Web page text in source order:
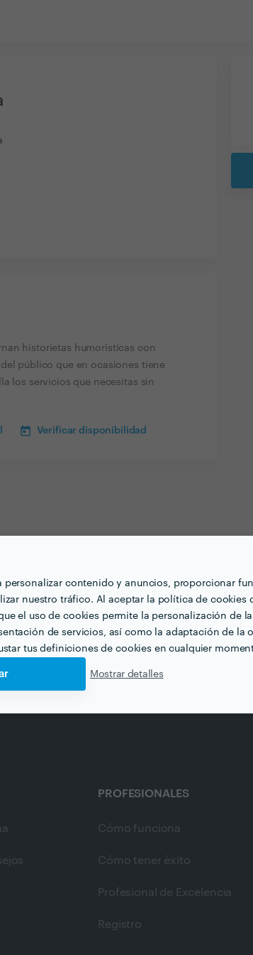
personalizar contenido y anuncios, proporcionar
nuestro tráfico. Al aceptar la política de cookies
el uso de cookies permite la personalización de la
de servicios, así como la adaptación de la
tus definiciones de cookies en cualquier
Mostrar detalles
historietas humorísticas con
público que en ocasiones tiene
los servicios que necesitas sin
Verificar disponibilidad
Infantil en zaragoza Animación de Fiestas en
PROFESIONALES
Cómo funciona
Cómo tener éxito
Profesional de Excelencia
Registro